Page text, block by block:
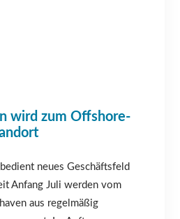
wird zum Offshore-
neues Geschäftsfeld
Anfang Juli werden vom
aus regelmäßig